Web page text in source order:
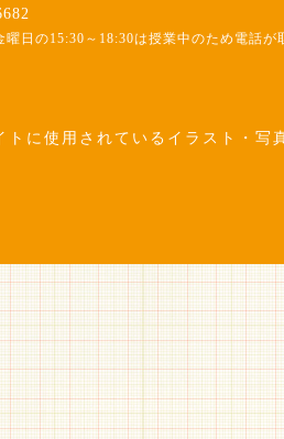
日の15:30～18:30は授業中のため電話
に使用されているイラスト・写